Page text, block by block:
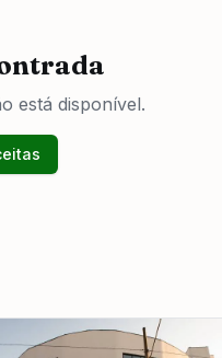
está disponível.